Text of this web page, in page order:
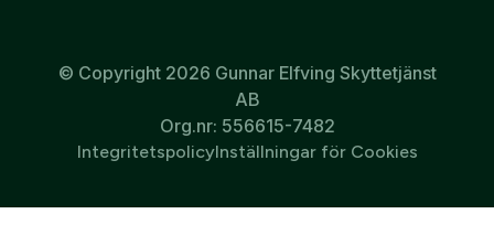
© Copyright 2026 Gunnar Elfving Skyttetjänst
AB
Org.nr: 556615-7482
IntegritetspolicyInställningar för Cookies